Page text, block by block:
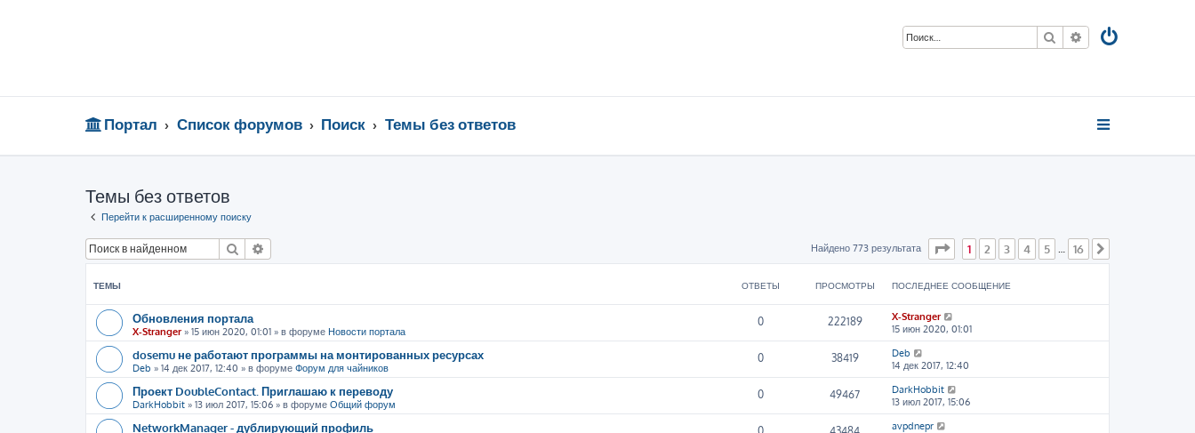
Поиск Расширенный
Портал Список форумов Поиск Темы без ответов
Темы без ответов
Перейти к расширенному поиску
Поиск Найдено 773 результата Страница из
1 2 3 4 5 16
ТЕМЫ ОТВЕТЫ ПРОСМОТРЫ ПОСЛЕДНЕЕ СООБЩЕНИЕ
Обновления портала
X-Stranger» 15 июн 2020, 01:01 » в форуме Новости портала
0 222189
X-Stranger
15 июн 2020, 01:01
dosemu не работают программы на монтированных ресурсах
Deb » 14 дек 2017, 12:40 » в форуме Форум для чайников
0 38419
Deb
14 дек 2017, 12:40
Проект DoubleContact. Приглашаю к переводу
DarkHobbit » 13 июл 2017, 15:06 » в форуме Общий форум
0 49467
DarkHobbit
13 июл 2017, 15:06
NetworkManager - дублирующий профиль 0 43484
avpdnepr